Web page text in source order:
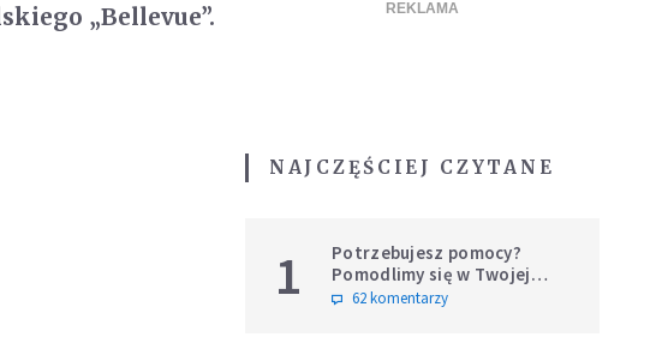
„Bellevue”.
NAJCZĘŚCIEJ CZYTANE
1
Potrzebujesz pomocy?
Pomodlimy się w Twojej
intencji
62 komentarzy